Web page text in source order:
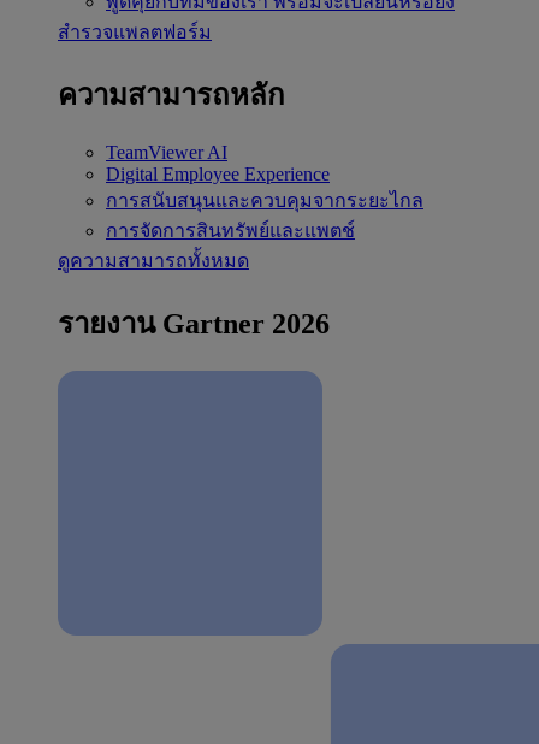
สำรวจแพลตฟอร์ม
ความสามารถหลัก
TeamViewer AI
Digital Employee Experience
การสนับสนุนและควบคุมจากระยะไกล
การจัดการสินทรัพย์และแพตช์
ดูความสามารถทั้งหมด
รายงาน Gartner 2026